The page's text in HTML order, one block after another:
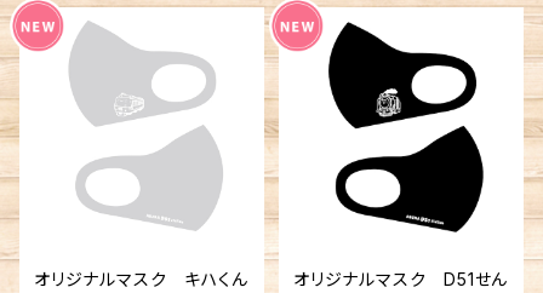
オリジナルマスク キハくん
オリジナルマスク D51せん